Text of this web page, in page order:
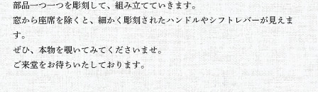
部品一つ一つを彫刻して、組み立てていきます。
窓から座席を除くと、細かく彫刻されたハンドルやシフトレバーが見えま
す。
ぜひ、本物を覗いてみてくださいませ。
ご来堂をお待ちいたしております。